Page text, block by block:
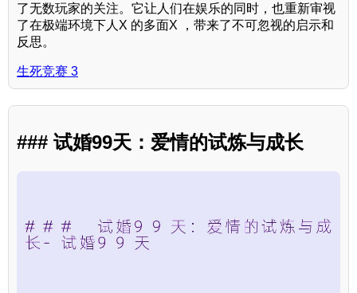
了无数玩家的关注。它让人们在娱乐的同时，也重新审视
了在极端环境下人X 的多面X ，带来了不可忽视的启示和
反思。
生死竞赛 3
### 试婚99天：爱情的试炼与成长